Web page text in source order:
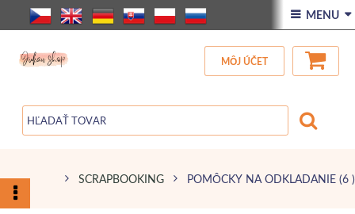
ÚVOD
VŠETOK TOVAR
ZĽAVA BLOG
 MENU 
MÔJ ÚČET
SCRAPBOOKING POMÔCKY NA ODKLADANIE (6 )